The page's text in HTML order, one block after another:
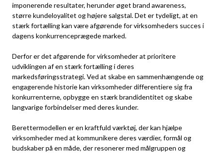
imponerende resultater, herunder øget brand awareness,
større kundeloyalitet og højere salgstal. Det er tydeligt, at en
stærk fortælling kan være afgørende for virksomheders succes i
dagens konkurrenceprægede marked.
Derfor er det afgørende for virksomheder at prioritere
udviklingen af en stærk fortælling i deres
markedsføringsstrategi. Ved at skabe en sammenhængende og
engagerende historie kan virksomheder differentiere sig fra
konkurrenterne, opbygge en stærk brandidentitet og skabe
langvarige forbindelser med deres kunder.
Berettermodellen er en kraftfuld værktøj, der kan hjælpe
virksomheder med at kommunikere deres værdier, formål og
budskaber på en måde, der resonerer med målgruppen og